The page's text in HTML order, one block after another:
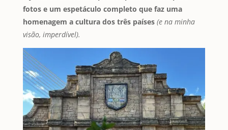
fotos e um espetáculo completo que faz uma
homenagem a cultura dos três países (e na minha
visão, imperdível).